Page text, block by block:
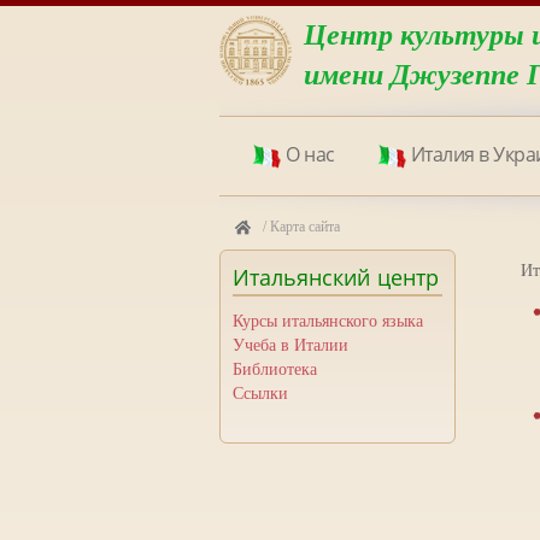
Центр культуры
имени Джузеппе
О нас Италия в
/ Карта сайта
Итальянский центр
Курсы итальянского языка
Учеба в Италии
Библиотека
Ссылки